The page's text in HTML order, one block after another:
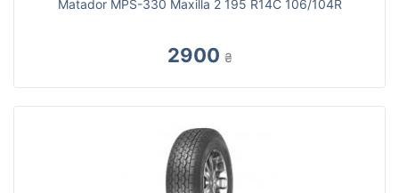
Matador MPS-330 Maxilla 2 195 R14C 106/104R
2900 ₴